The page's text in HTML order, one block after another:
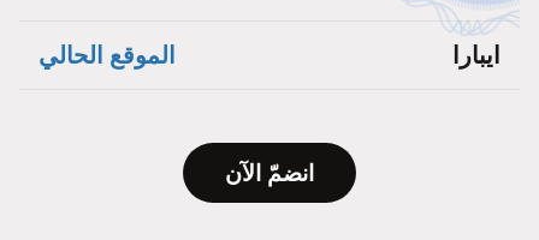
الموقع الحالي ايبارا
انضمّ الآن